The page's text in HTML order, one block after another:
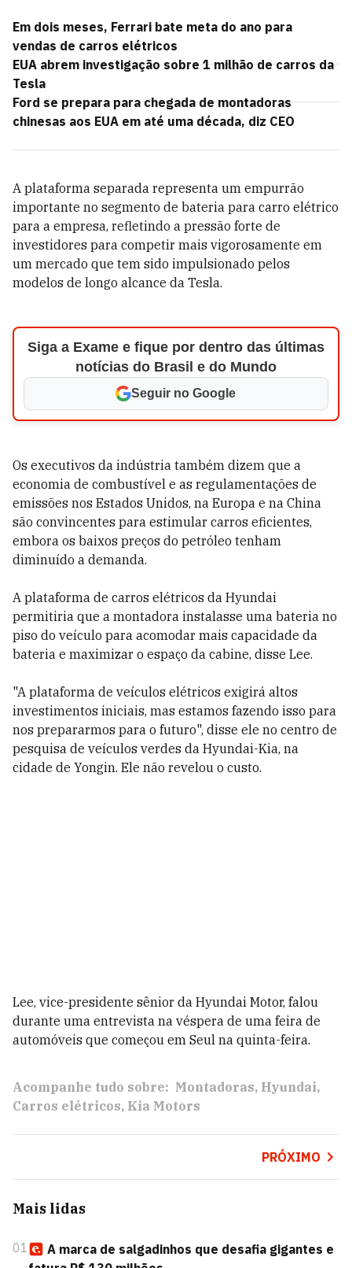
Em dois meses, Ferrari bate meta do ano para
vendas de carros elétricos
EUA abrem investigação sobre 1 milhão de carros da
Tesla
Ford se prepara para chegada de montadoras
chinesas aos EUA em até uma década, diz CEO
A plataforma separada representa um empurrão
importante no segmento de bateria para carro elétrico
para a empresa, refletindo a pressão forte de
investidores para competir mais vigorosamente em
um mercado que tem sido impulsionado pelos
modelos de longo alcance da Tesla.
Siga a Exame e fique por dentro das últimas
notícias do Brasil e do Mundo
Seguir no Google
Os executivos da indústria também dizem que a
economia de combustível e as regulamentações de
emissões nos Estados Unidos, na Europa e na China
são convincentes para estimular carros eficientes,
embora os baixos preços do petróleo tenham
diminuído a demanda.
A plataforma de carros elétricos da Hyundai
permitiria que a montadora instalasse uma bateria no
piso do veículo para acomodar mais capacidade da
bateria e maximizar o espaço da cabine, disse Lee.
"A plataforma de veículos elétricos exigirá altos
investimentos iniciais, mas estamos fazendo isso para
nos prepararmos para o futuro", disse ele no centro de
pesquisa de veículos verdes da Hyundai-Kia, na
cidade de Yongin. Ele não revelou o custo.
Lee, vice-presidente sênior da Hyundai Motor, falou
durante uma entrevista na véspera de uma feira de
automóveis que começou em Seul na quinta-feira.
Acompanhe tudo sobre: Montadoras Hyundai
Carros elétricos Kia Motors
PRÓXIMO
Mais lidas
01
A marca de salgadinhos que desafia gigantes e